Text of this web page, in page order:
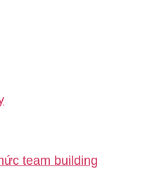
team building